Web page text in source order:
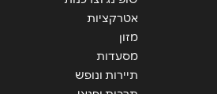
אטרקציות
מזון
מסעדות
תיירות ונופש